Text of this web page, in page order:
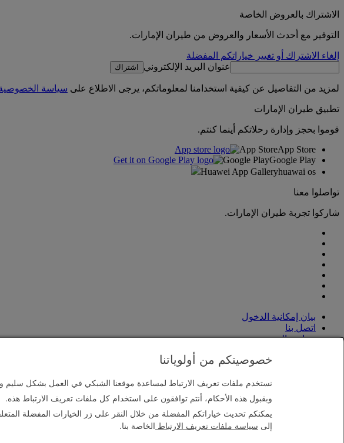
الاشتراك بالعروض الخاصة
التوفير مع أحدث الأسعار والعروض من طيران الإمارات.
إلغاء الاشتراك أو تغيير خياراتكم المفضلة
عنوان البريد الإلكتروني
اشتراك
لمزيد من التفاصيل عن كيفية استخدامنا لمعلوماتكم، يرجى الاطلاع على سياسة
تطبيق طيران الإمارات
قوموا بحجز وإدارة رحلاتكم أينما كنتم.
App StoreApp Store
Google PlayGoogle Play
Huawei App Galleryhuawai os
تواصلوا معنا
شاركوا تجربة طيران الإمارات.
بيان إمكانية الدخول
اتصل بنا
سياسة الخصوصية
سياسة ملفات تعريف الارتباط
بيان الشفافية بموجب قانون مكافحة العبودية الحديثة
خريطة الموقع
مجموعة الإمارات 2026 ©، جميع الحقوق محفوظة.
خصوصيتكم من أولوياتنا
نستخدم ملفات تعريف الارتباط لمساعدة موقعنا الشبكي في العمل بشكل سليم
وبقبول هذه الأحكام، أنتم توافقون على استخدام كل ملفات تعريف الارتباط هذه.
يمكنكم تحديث خياراتكم المفضلة من خلال النقر على زر الخيارات المفضلة
إلى سياسة ملفات تعريف الارتباط الخاصة بنا.